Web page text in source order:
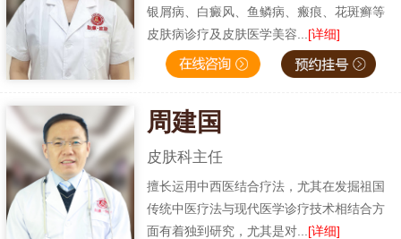
银屑病、白癜风、鱼鳞病、瘢痕、花斑癣等
皮肤病诊疗及皮肤医学美容... [详细]
周建国
皮肤科主任
擅长运用中西医结合疗法，尤其在发掘祖国
传统中医疗法与现代医学诊疗技术相结合方
面有着独到研究，尤其是对... [详细]